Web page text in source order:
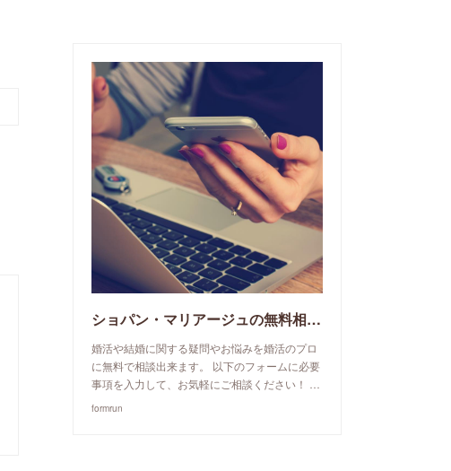
ショパン・マリアージュの無料相談予約申込み
婚活や結婚に関する疑問やお悩みを婚活のプロ
に無料で相談出来ます。 以下のフォームに必要
事項を入力して、お気軽にご相談ください！ …
formrun